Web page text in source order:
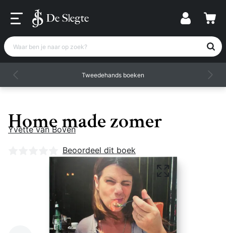
Waar ben je naar op zoek?
Tweedehands boeken
Home made zomer
Yvette van Boven
Nog geen beoordelingen
Beoordeel dit boek
Zet op verlanglijst